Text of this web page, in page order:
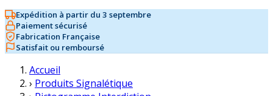
Expédition à partir du 3 septembre
Paiement sécurisé
Fabrication Française
Satisfait ou remboursé
Accueil
› Produits Signalétique